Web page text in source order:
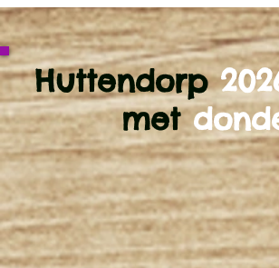
Huttendorp
met